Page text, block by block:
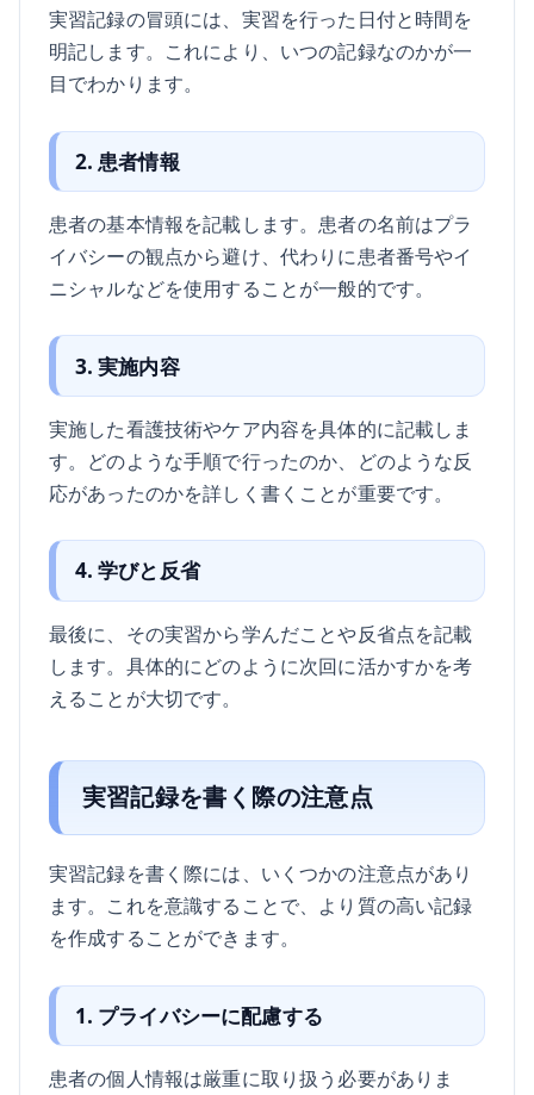
実習記録の冒頭には、実習を行った日付と時間を
明記します。これにより、いつの記録なのかが一
目でわかります。
2. 患者情報
患者の基本情報を記載します。患者の名前はプラ
イバシーの観点から避け、代わりに患者番号やイ
ニシャルなどを使用することが一般的です。
3. 実施内容
実施した看護技術やケア内容を具体的に記載しま
す。どのような手順で行ったのか、どのような反
応があったのかを詳しく書くことが重要です。
4. 学びと反省
最後に、その実習から学んだことや反省点を記載
します。具体的にどのように次回に活かすかを考
えることが大切です。
実習記録を書く際の注意点
実習記録を書く際には、いくつかの注意点があり
ます。これを意識することで、より質の高い記録
を作成することができます。
1. プライバシーに配慮する
患者の個人情報は厳重に取り扱う必要がありま